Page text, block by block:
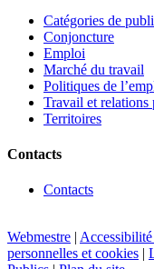
Catégories de
Conjoncture
Emploi
Marché du travail
Politiques de
Travail et relations
Territoires
Contacts
Contacts
Webmestre |
personnelles et cookies |